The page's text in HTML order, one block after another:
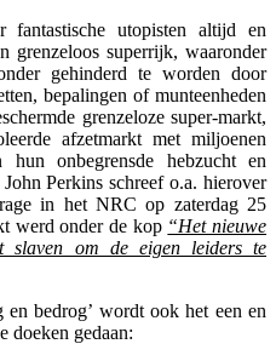
fantastische utopisten altijd en
grenzeloos superrijk, waaronder
gehinderd te worden door
bepalingen of munteenheden
grenzeloze super-markt,
afzetmarkt met miljoenen
hun onbegrensde hebzucht en
Perkins schreef o.a. hierover
in het NRC op zaterdag 25
werd onder de kop “Het nieuwe
slaven om de eigen leiders te
bedrog’ wordt ook het een en
doeken gedaan: